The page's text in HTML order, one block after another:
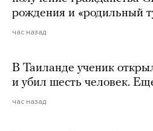
рождения и «родильный
час назад
В Таиланде ученик
и убил шесть человек.
час назад